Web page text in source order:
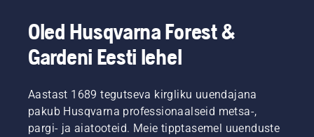
Oled Husqvarna Forest &
Gardeni Eesti lehel
Aastast 1689 tegutseva kirgliku uuendajana
pakub Husqvarna professionaalseid metsa-,
pargi- ja aiatooteid. Meie tipptasemel uuenduste